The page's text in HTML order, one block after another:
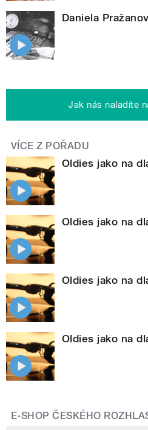
Daniela
Jak nás naladíte
VÍCE Z POŘADU
Oldies jako na
Oldies jako na
Oldies jako na
Oldies jako na
E-SHOP ČESKÉHO